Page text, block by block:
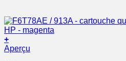
+
Aperçu